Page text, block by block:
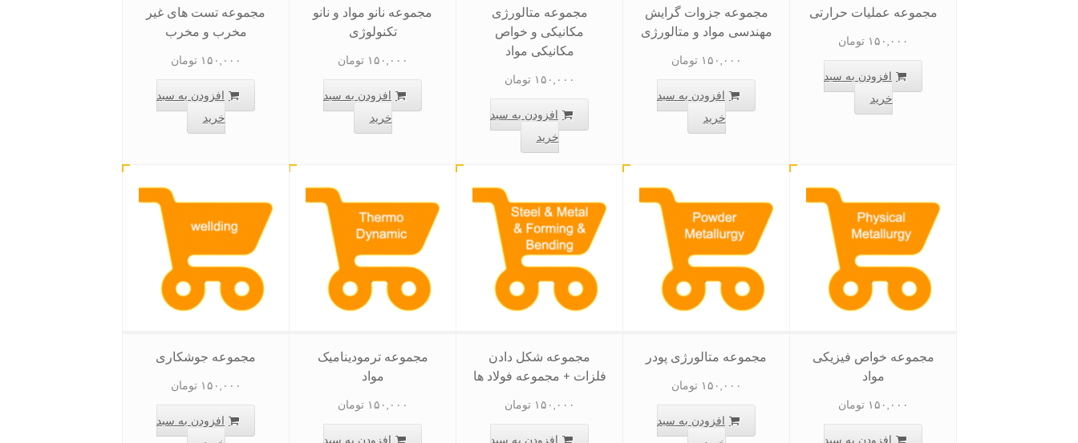
مجموعه عملیات حرارتی
۱۵۰,۰۰۰ تومان
افزودن به سبد
خرید
مجموعه جزوات گرایش
مهندسی مواد و متالورژی
۱۵۰,۰۰۰ تومان
افزودن به سبد
خرید
مجموعه متالورژی
مکانیکی و خواص
مکانیکی مواد
۱۵۰,۰۰۰ تومان
افزودن به سبد
خرید
مجموعه نانو مواد و نانو
تکنولوژی
۱۵۰,۰۰۰ تومان
افزودن به سبد
خرید
مجموعه تست های غیر
مخرب و مخرب
۱۵۰,۰۰۰ تومان
افزودن به سبد
خرید
مجموعه خواص فیزیکی
مواد
۱۵۰,۰۰۰ تومان
افزودن به سبد
مجموعه متالورژی پودر
۱۵۰,۰۰۰ تومان
افزودن به سبد
مجموعه شکل دادن
فلزات + مجموعه فولاد ها
۱۵۰,۰۰۰ تومان
افزودن به سبد
مجموعه ترمودینامیک
مواد
۱۵۰,۰۰۰ تومان
افزودن به سبد
مجموعه جوشکاری
۱۵۰,۰۰۰ تومان
افزودن به سبد